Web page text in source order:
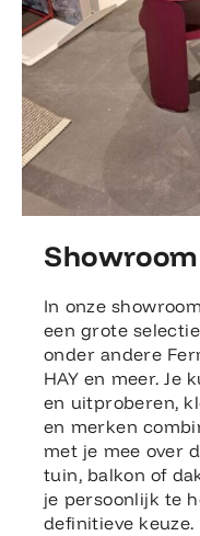
Showroom
In onze
een grote
onder andere
HAY en meer. Je
en uitproberen,
en merken
met je mee over
tuin, balkon of
je persoonlijk te
definitieve keuze.